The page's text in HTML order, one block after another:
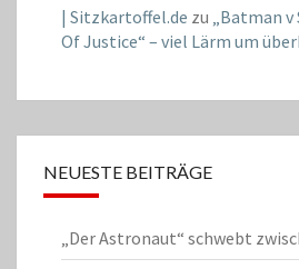
| Sitzkartoffel.de zu „Batman v
Of Justice“ – viel Lärm um
NEUESTE BEITRÄGE
„Der Astronaut“ schwebt